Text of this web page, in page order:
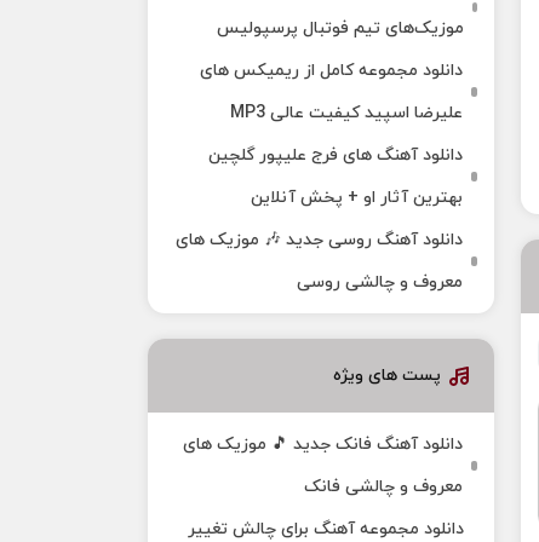
موزیک‌های تیم فوتبال پرسپولیس
دانلود مجموعه کامل از ریمیکس های
علیرضا اسپید کیفیت عالی MP3
دانلود آهنگ های فرج علیپور گلچین
بهترین آثار او + پخش آنلاین
دانلود آهنگ روسی جدید 🎶 موزیک‌ های
معروف و چالشی روسی
پست های ویژه
دانلود آهنگ فانک جدید 🎵 موزیک‌ های
معروف و چالشی فانک
دانلود مجموعه آهنگ برای چالش تغییر